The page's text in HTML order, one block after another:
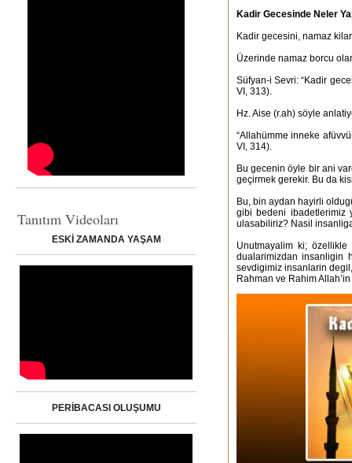
Tanıtım Videoları
ESKİ ZAMANDA YAŞAM
PERİBACASI OLUŞUMU
Kadir Gecesinde Neler
Kadir gecesini, namaz
Üzerinde namaz borcu
Süfyan-i Sevri: “Kadir
VI, 313).
Hz. Aise (r.ah) söyle
“Allahümme inneke
VI, 314).
Bu gecenin öyle bir ani
geçirmek gerekir. Bu da
Bu, bin aydan hayirli
gibi bedeni ibadetlerimiz
ulasabiliriz? Nasil
Unutmayalim ki;
dualarimizdan insanligin
sevdigimiz insanlarin
Rahman ve Rahim